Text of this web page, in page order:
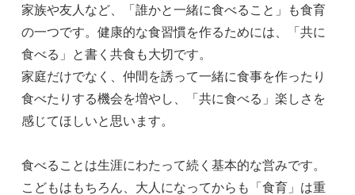
家族や友人など、「誰かと一緒に食べること」も食育
の一つです。健康的な食習慣を作るためには、「共に
食べる」と書く共食も大切です。
家庭だけでなく、仲間を誘って一緒に食事を作ったり
食べたりする機会を増やし、「共に食べる」楽しさを
感じてほしいと思います。
食べることは生涯にわたって続く基本的な営みです。
こどもはもちろん、大人になってからも「食育」は重